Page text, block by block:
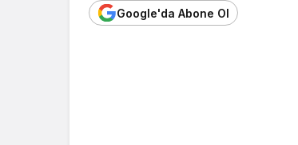
Google'da Abone Ol